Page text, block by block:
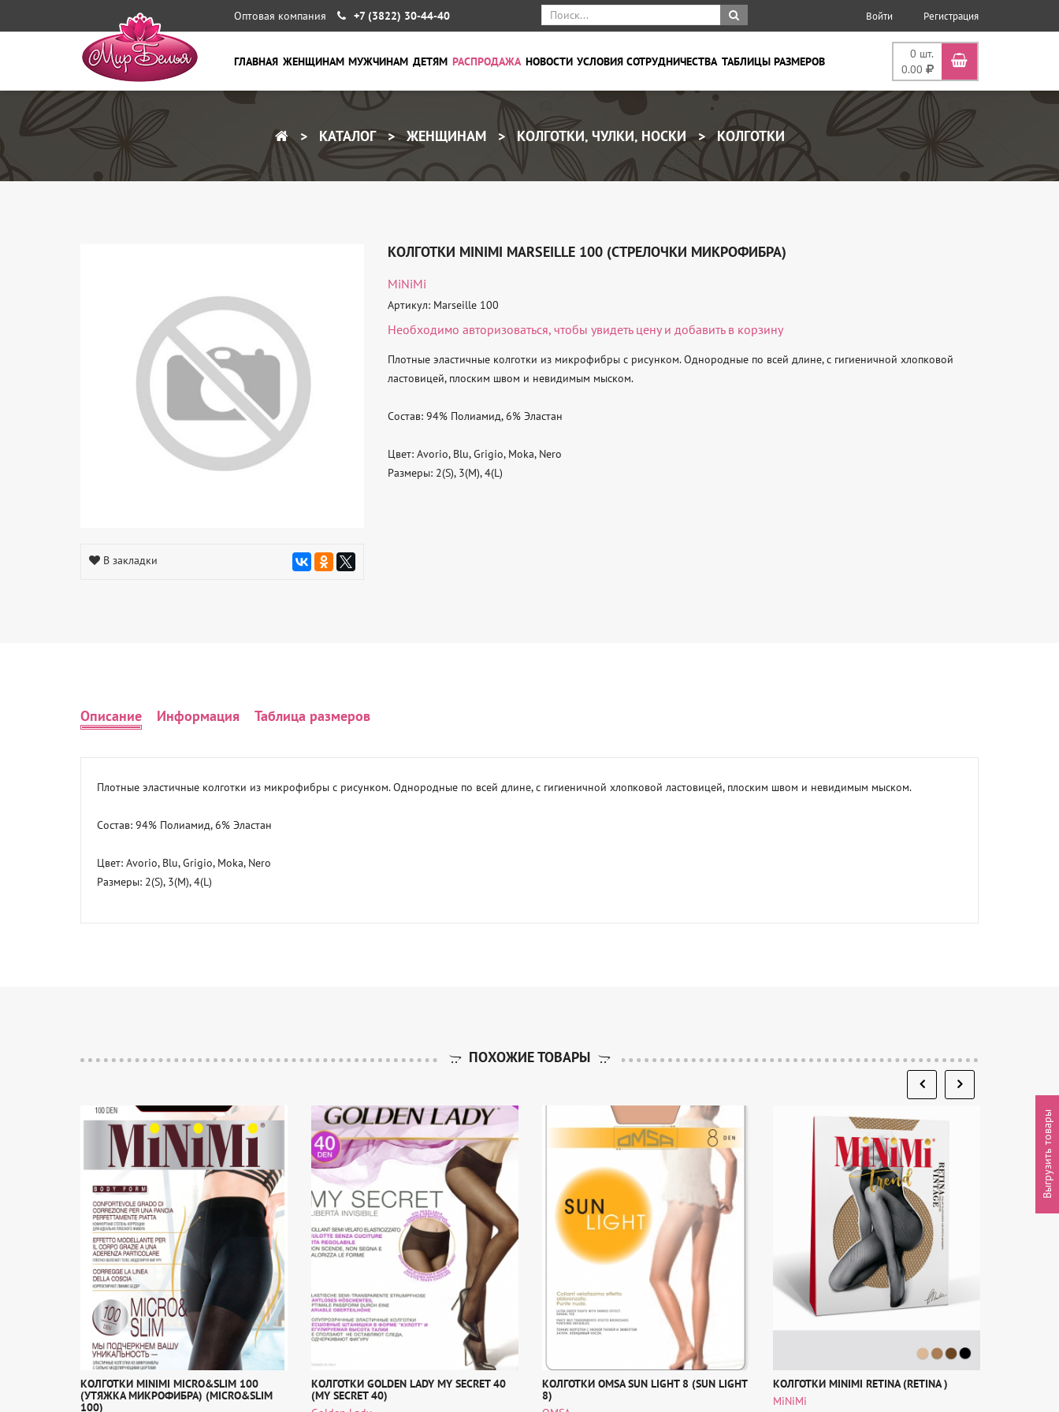
Оптовая компания +7 (3822) 30-44-40 Войти Регистрация
0 шт.
0.00
ГЛАВНАЯ ЖЕНЩИНАМ МУЖЧИНАМ ДЕТЯМ РАСПРОДАЖА НОВОСТИ УСЛОВИЯ СОТРУДНИЧЕСТВА ТАБЛИЦЫ РАЗМЕРОВ
КАТАЛОГ ЖЕНЩИНАМ КОЛГОТКИ, ЧУЛКИ, НОСКИ КОЛГОТКИ
В закладки
КОЛГОТКИ MINIMI MARSEILLE 100 (СТРЕЛОЧКИ МИКРОФИБРА)
MiNiMi
Артикул: Marseille 100
Необходимо авторизоваться, чтобы увидеть цену и добавить в корзину
Плотные эластичные колготки из микрофибры с рисунком. Однородные по всей длине, с гигиеничной хлопковой
ластовицей, плоским швом и невидимым мыском.
Состав: 94% Полиамид, 6% Эластан
Цвет: Avorio, Blu, Grigio, Moka, Nero
Размеры: 2(S), 3(M), 4(L)
Описание Информация Таблица размеров
Плотные эластичные колготки из микрофибры с рисунком. Однородные по всей длине, с гигиеничной хлопковой ластовицей, плоским швом и невидимым мыском.
Состав: 94% Полиамид, 6% Эластан
Цвет: Avorio, Blu, Grigio, Moka, Nero
Размеры: 2(S), 3(M), 4(L)
ПОХОЖИЕ ТОВАРЫ
КОЛГОТКИ MINIMI MICRO&SLIM 100
(УТЯЖКА МИКРОФИБРА) (MICRO&SLIM
100)
КОЛГОТКИ GOLDEN LADY MY SECRET 40
(MY SECRET 40)
КОЛГОТКИ OMSA SUN LIGHT 8 (SUN LIGHT
8)
КОЛГОТКИ MINIMI RETINA (RETINA )
MiNiMi
Выгрузить товары